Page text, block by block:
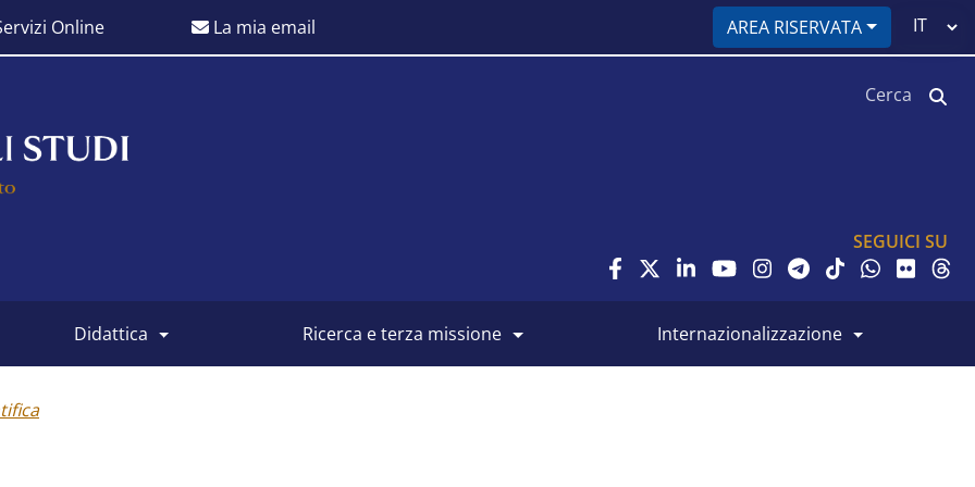
Online La mia email AREA RISERVATA
Select
SEGUICI SU
didattica ricerca e terza missione internazionalizzazione